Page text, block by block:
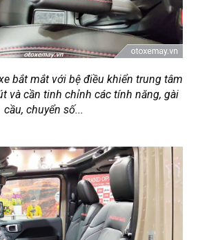
bắt mắt với bệ điều khiển trung tâm
và cần tinh chỉnh các tính năng, gài
cầu, chuyển số...